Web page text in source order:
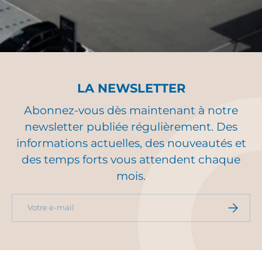
LA NEWSLETTER
Abonnez-vous dès maintenant à notre
newsletter publiée régulièrement. Des
informations actuelles, des nouveautés et
des temps forts vous attendent chaque
mois.